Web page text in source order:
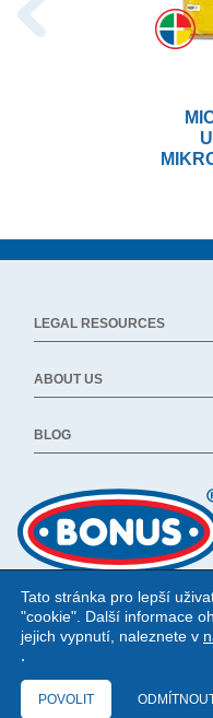
LEGAL RESOURCES
ABOUT US
BLOG
Tato stránka pro lepší
"cookie". Další informace
jejich vypnutí, naleznete v
.
POVOLIT